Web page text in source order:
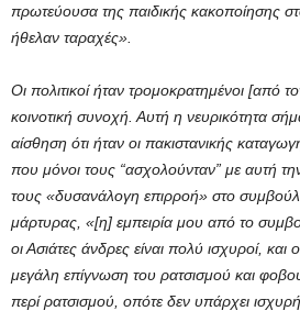
πρωτεύουσα της παιδικής κακοποίησης
ήθελαν ταραχές».
Οι πολιτικοί ήταν τρομοκρατημένοι [από
κοινοτική συνοχή. Αυτή η νευρικότητα
αίσθηση ότι ήταν οι πακιστανικής
που μόνοι τους “ασχολούνταν” με αυτή
τους «δυσανάλογη επιρροή» στο
μάρτυρας, «[η] εμπειρία μου από το
οι Ασιάτες άνδρες είναι πολύ ισχυροί, και
μεγάλη επίγνωση του ρατσισμού και
περί ρατσισμού, οπότε δεν υπάρχει